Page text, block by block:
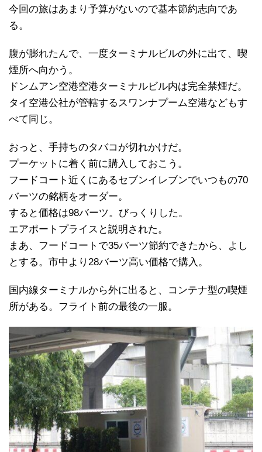
今回の旅はあまり予算がないので基本節約志向であ
る。
腹が膨れたんで、一度ターミナルビルの外に出て、喫
煙所へ向かう。
ドンムアン空港空港ターミナルビル内は完全禁煙だ。
タイ空港公社が管轄するスワンナプーム空港などもす
べて同じ。
おっと、手持ちのタバコが切れかけだ。
プーケットに着く前に購入しておこう。
フードコート近くにあるセブンイレブンでいつもの70
バーツの銘柄をオーダー。
すると価格は98バーツ。びっくりした。
エアポートプライスと説明された。
まあ、フードコートで35バーツ節約できたから、よし
とする。市中より28バーツ高い価格で購入。
国内線ターミナルから外に出ると、コンテナ型の喫煙
所がある。フライト前の最後の一服。